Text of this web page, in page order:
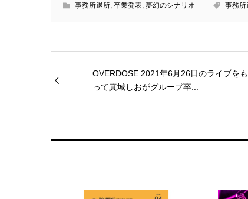
事務所退所, 卒業発表, 夢幻のシナリオ 事務所
OVERDOSE 2021年6月26日のライブをも
って真城しおがグループ卒...